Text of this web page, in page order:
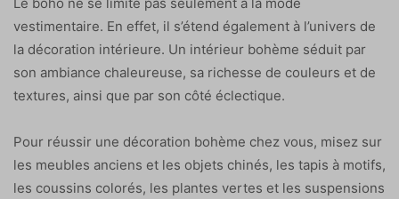
vestimentaire. En effet, il s’étend également à l’univers de
la décoration intérieure. Un intérieur bohème séduit par
son ambiance chaleureuse, sa richesse de couleurs et de
textures, ainsi que par son côté éclectique.
Pour réussir une décoration bohème chez vous, misez sur
les meubles anciens et les objets chinés, les tapis à motifs,
les coussins colorés, les plantes vertes et les suspensions